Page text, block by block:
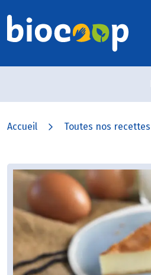
Accueil Toutes nos recettes